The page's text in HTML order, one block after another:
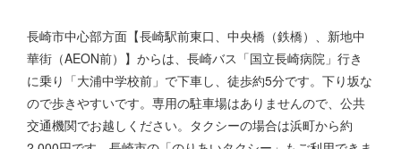
長崎市中心部方面【長崎駅前東口、中央橋（鉄橋）、新地中
華街（AEON前）】からは、長崎バス「国立長崎病院」行き
に乗り「大浦中学校前」で下車し、徒歩約5分です。下り坂な
ので歩きやすいです。専用の駐車場はありませんので、公共
交通機関でお越しください。タクシーの場合は浜町から約